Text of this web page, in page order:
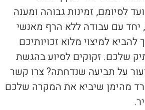
לסיומם, זמינות גבוהה ומענה
יחד עם עבודה ללא הרף מאנשי
להביא למיצוי מלוא זכויותיכם
שלכם. זקוקים לסיוע בהגשת
על תביעה שנדחתה? צרו קשר
מהימן שיביא את המקרה שלכם